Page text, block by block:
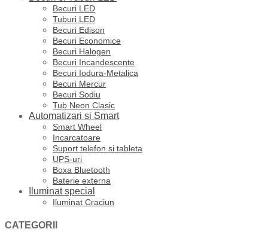
Becuri LED
Tuburi LED
Becuri Edison
Becuri Economice
Becuri Halogen
Becuri Incandescente
Becuri Iodura-Metalica
Becuri Mercur
Becuri Sodiu
Tub Neon Clasic
Automatizari si Smart
Smart Wheel
Incarcatoare
Suport telefon si tableta
UPS-uri
Boxa Bluetooth
Baterie externa
Iluminat special
Iluminat Craciun
CATEGORII